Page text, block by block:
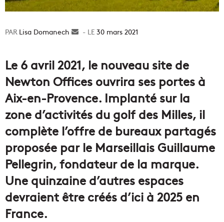
Lisa Domanech
Envoyer30 mars 2021
Le 6 avril 2021, le nouveau site de
Newton Offices ouvrira ses portes à
Aix-en-Provence. Implanté sur la
zone d’activités du golf des Milles, il
complète l’offre de bureaux partagés
proposée par le Marseillais Guillaume
Pellegrin, fondateur de la marque.
Une quinzaine d’autres espaces
devraient être créés d’ici à 2025 en
France.